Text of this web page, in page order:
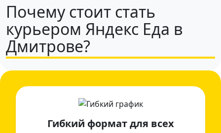
Почему стоит стать
курьером Яндекс Еда в
Дмитрове?
Гибкий формат для всех